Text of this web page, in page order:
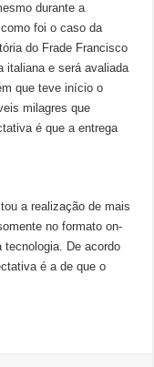
durante a
foi o caso da
do Frade Francisco
italiana e será avaliada
que teve início o
milagres que
é que a entrega
a realização de mais
no formato on-
tecnologia. De acordo
é a de que o